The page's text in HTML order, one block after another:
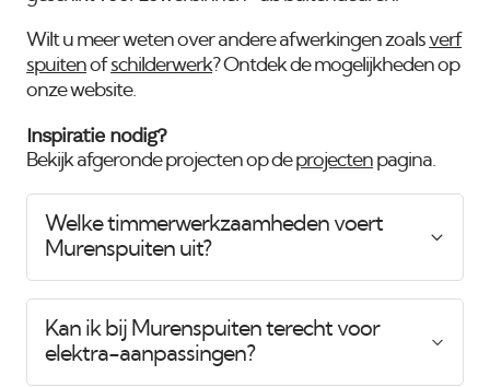
Wilt u meer weten over andere afwerkingen zoalsverf
spuitenofschilderwerk? Ontdek de mogelijkheden op
onze website.
Inspiratie nodig?
Bekijk afgeronde projecten op deprojecten pagina.
Welke timmerwerkzaamheden voert
Murenspuiten uit?
Kan ik bij Murenspuiten terecht voor
elektra-aanpassingen?